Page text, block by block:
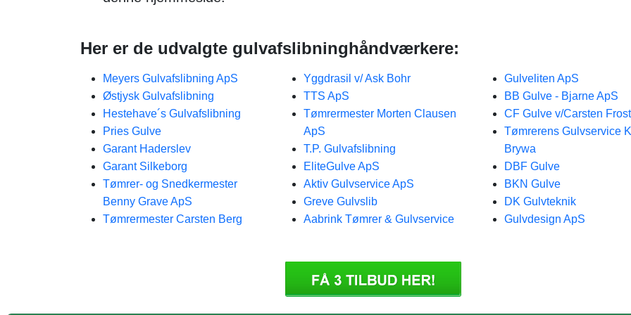
Her er de udvalgte gulvafslibninghåndværkere:
Meyers Gulvafslibning ApS
Østjysk Gulvafslibning
Hestehave´s Gulvafslibning
Pries Gulve
Garant Haderslev
Garant Silkeborg
Tømrer- og Snedkermester
Benny Grave ApS
Tømrermester Carsten Berg
Yggdrasil v/ Ask Bohr
TTS ApS
Tømrermester Morten Clausen
ApS
T.P. Gulvafslibning
EliteGulve ApS
Aktiv Gulvservice ApS
Greve Gulvslib
Aabrink Tømrer & Gulvservice
Gulveliten ApS
BB Gulve - Bjarne ApS
CF Gulve v/Carsten Frost
Tømrerens Gulvservice
Brywa
DBF Gulve
BKN Gulve
DK Gulvteknik
Gulvdesign ApS